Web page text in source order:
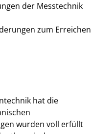
der Messtechnik
zum Erreichen
hat die
wurden voll erfüllt